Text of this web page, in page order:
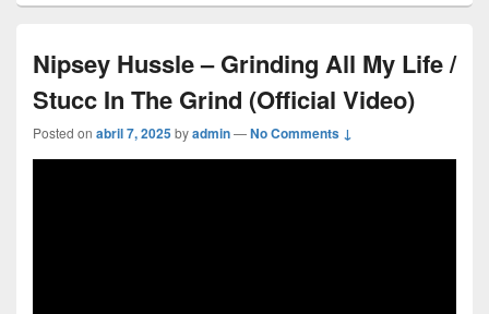
Nipsey Hussle – Grinding All My Life /
Stucc In The Grind (Official Video)
Posted on abril 7, 2025byadmin—No Comments ↓